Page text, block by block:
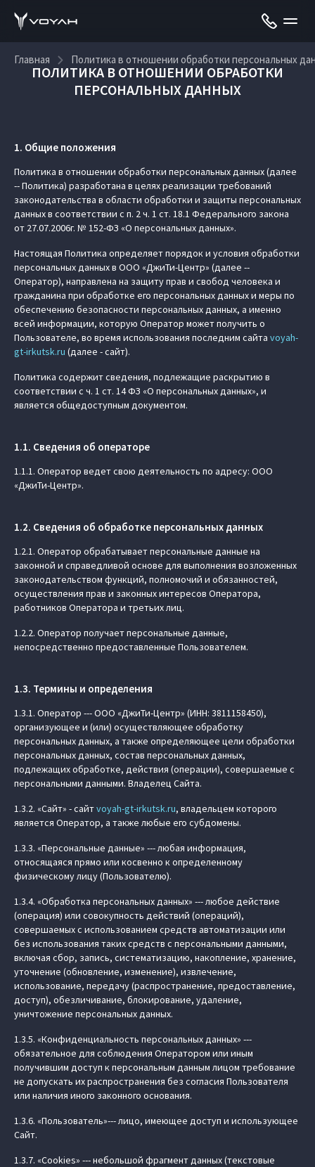
Главная Политика в отношении обработки персональных
ПОЛИТИКА В ОТНОШЕНИИ ОБРАБОТКИ
ПЕРСОНАЛЬНЫХ ДАННЫХ
1. Общие положения
Политика в отношении обработки персональных данных (далее
-- Политика) разработана в целях реализации требований
законодательства в области обработки и защиты персональных
данных в соответствии с п. 2 ч. 1 ст. 18.1 Федерального закона
от 27.07.2006г. № 152-ФЗ «О персональных данных».
Настоящая Политика определяет порядок и условия обработки
персональных данных в ООО «ДжиТи-Центр» (далее --
Оператор), направлена на защиту прав и свобод человека и
гражданина при обработке его персональных данных и меры по
обеспечению безопасности персональных данных, а именно
всей информации, которую Оператор может получить о
Пользователе, во время использования последним сайта voyah-
gt-irkutsk.ru (далее - сайт).
Политика содержит сведения, подлежащие раскрытию в
соответствии с ч. 1 ст. 14 ФЗ «О персональных данных», и
является общедоступным документом.
1.1. Сведения об операторе
1.1.1. Оператор ведет свою деятельность по адресу: ООО
«ДжиТи-Центр».
1.2. Сведения об обработке персональных данных
1.2.1. Оператор обрабатывает персональные данные на
законной и справедливой основе для выполнения возложенных
законодательством функций, полномочий и обязанностей,
осуществления прав и законных интересов Оператора,
работников Оператора и третьих лиц.
1.2.2. Оператор получает персональные данные,
непосредственно предоставленные Пользователем.
1.3. Термины и определения
1.3.1. Оператор --- ООО «ДжиТи-Центр» (ИНН: 3811158450),
организующее и (или) осуществляющее обработку
персональных данных, а также определяющее цели обработки
персональных данных, состав персональных данных,
подлежащих обработке, действия (операции), совершаемые с
персональными данными. Владелец Сайта.
1.3.2. «Сайт» - сайтvoyah-gt-irkutsk.ru, владельцем которого
является Оператор, а также любые его субдомены.
1.3.3. «Персональные данные» --- любая информация,
относящаяся прямо или косвенно к определенному
физическому лицу (Пользователю).
1.3.4. «Обработка персональных данных» --- любое действие
(операция) или совокупность действий (операций),
совершаемых с использованием средств автоматизации или
без использования таких средств с персональными данными,
включая сбор, запись, систематизацию, накопление, хранение,
уточнение (обновление, изменение), извлечение,
использование, передачу (распространение, предоставление,
доступ), обезличивание, блокирование, удаление,
уничтожение персональных данных.
1.3.5. «Конфиденциальность персональных данных» ---
обязательное для соблюдения Оператором или иным
получившим доступ к персональным данным лицом требование
не допускать их распространения без согласия Пользователя
или наличия иного законного основания.
1.3.6. «Пользователь»--- лицо, имеющее доступ и использующее
Сайт.
1.3.7. «Cookies» --- небольшой фрагмент данных (текстовые